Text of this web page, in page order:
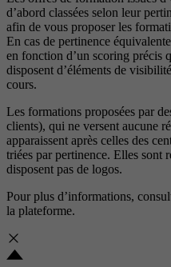
d’abord classées selon leur
afin de vous proposer les
En cas de pertinence
en fonction d’un scoring précis
disposent d’éléments de
cours.
Les formations proposées par
clients), qui ne versent aucune
apparaissent après celles des
triées par pertinence. Elles sont
disposent pas de logos.
Pour plus d’informations,
la plateforme.